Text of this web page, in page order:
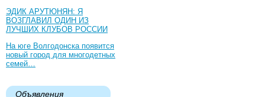
ЭДИК АРУТЮНЯН: Я
ВОЗГЛАВИЛ ОДИН ИЗ
ЛУЧШИХ КЛУБОВ РОССИИ
На юге Волгодонска появится
новый город для многодетных
семей…
Объявления